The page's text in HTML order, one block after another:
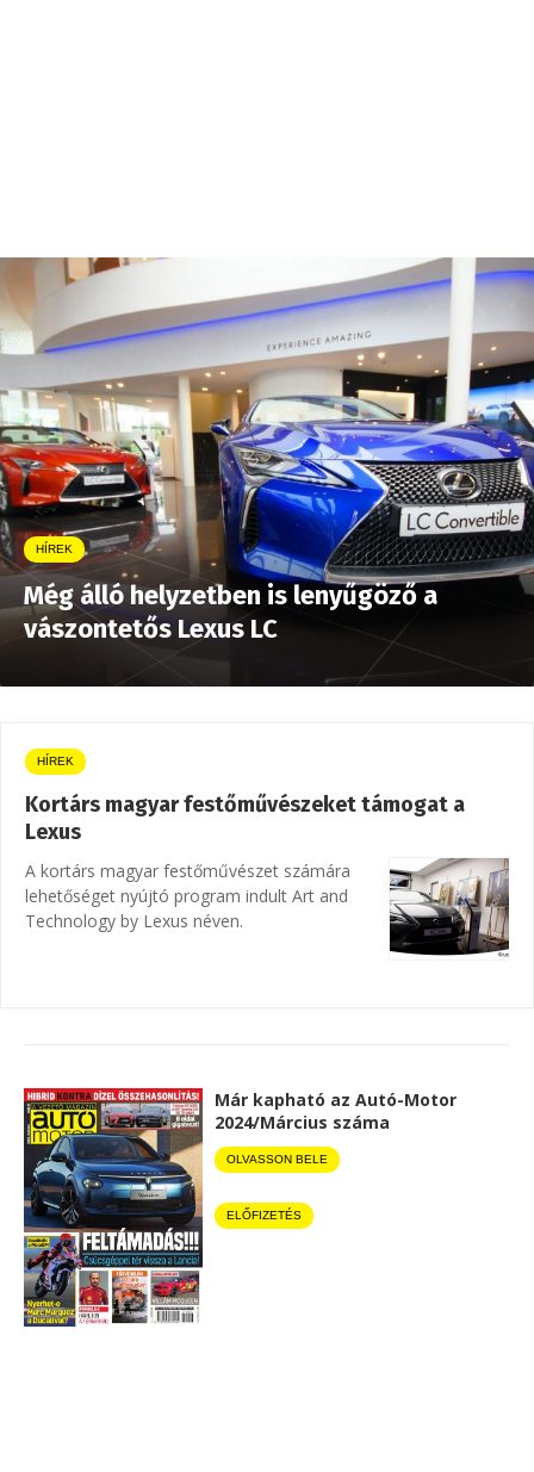
HÍREK
Még álló helyzetben is lenyűgöző a
vászontetős Lexus LC
HÍREK
Kortárs magyar festőművészeket támogat a
Lexus
A kortárs magyar festőművészet számára
lehetőséget nyújtó program indult Art and
Technology by Lexus néven.
Már kapható az Autó-Motor
2024/Március száma
OLVASSON BELE
ELŐFIZETÉS